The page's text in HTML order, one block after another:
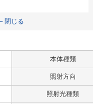
－閉じる
本体種類
照射方向
照射光種類